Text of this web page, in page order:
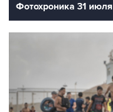
Фотохроника 31 июля